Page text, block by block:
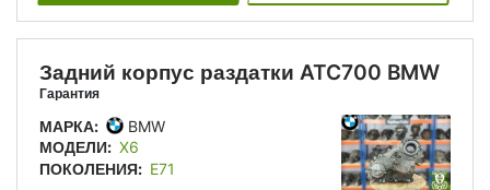
Задний корпус раздатки ATC700 BMW
Гарантия
МАРКА:
BMW
МОДЕЛИ: X6
ПОКОЛЕНИЯ: E71